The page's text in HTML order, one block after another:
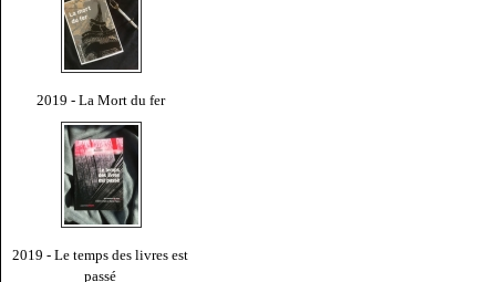
2019 - La Mort du fer
2019 - Le temps des livres est
passé